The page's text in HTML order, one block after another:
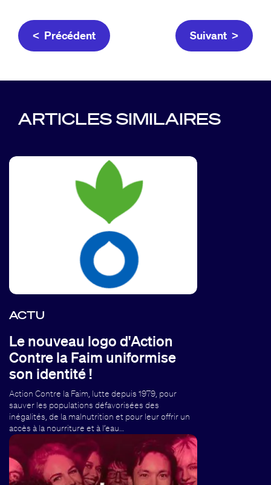
< Précédent Suivant >
ARTICLES SIMILAIRES
ACTU
Le nouveau logo d'Action
Contre la Faim uniformise
son identité !
Action Contre la Faim, lutte depuis 1979, pour
sauver les populations défavorisées des
inégalités, de la malnutrition et pour leur offrir un
accès à la nourriture et à l’eau…